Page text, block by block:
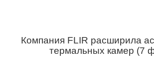
Компания FLIR расширила
термальных камер (7